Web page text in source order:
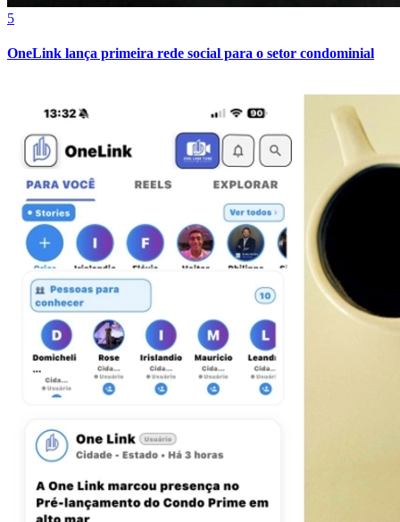
5
OneLink lança primeira rede social para o setor condominial